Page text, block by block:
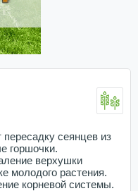
пересадку сеянцев из
горшочки.
верхушки
молодого растения.
корневой системы.